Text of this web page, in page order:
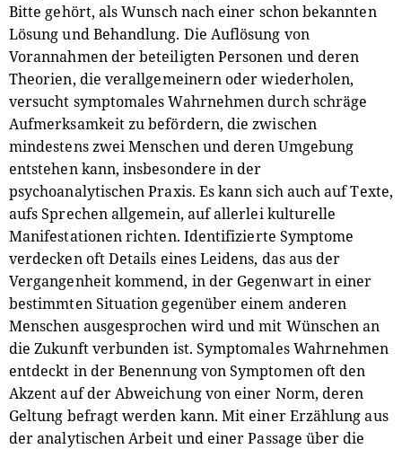
Bitte gehört, als Wunsch nach einer schon bekannten
Lösung und Behandlung. Die Auflösung von
Vorannahmen der beteiligten Personen und deren
Theorien, die verallgemeinern oder wiederholen,
versucht symptomales Wahrnehmen durch schräge
Aufmerksamkeit zu befördern, die zwischen
mindestens zwei Menschen und deren Umgebung
entstehen kann, insbesondere in der
psychoanalytischen Praxis. Es kann sich auch auf Texte,
aufs Sprechen allgemein, auf allerlei kulturelle
Manifestationen richten. Identifizierte Symptome
verdecken oft Details eines Leidens, das aus der
Vergangenheit kommend, in der Gegenwart in einer
bestimmten Situation gegenüber einem anderen
Menschen ausgesprochen wird und mit Wünschen an
die Zukunft verbunden ist. Symptomales Wahrnehmen
entdeckt in der Benennung von Symptomen oft den
Akzent auf der Abweichung von einer Norm, deren
Geltung befragt werden kann. Mit einer Erzählung aus
der analytischen Arbeit und einer Passage über die